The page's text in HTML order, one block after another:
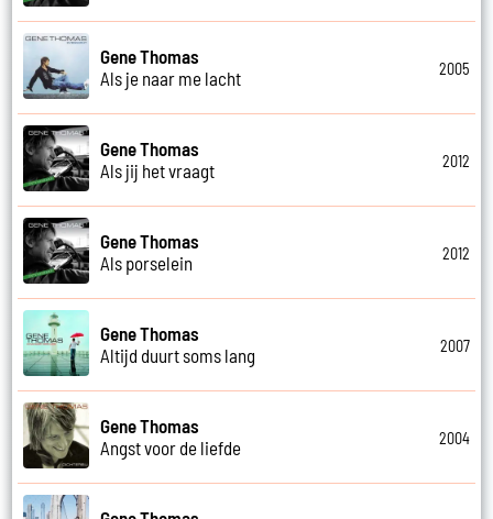
Gene Thomas
Als je naar me lacht
2005
Gene Thomas
Als jij het vraagt
2012
Gene Thomas
Als porselein
2012
Gene Thomas
Altijd duurt soms lang
2007
Gene Thomas
Angst voor de liefde
2004